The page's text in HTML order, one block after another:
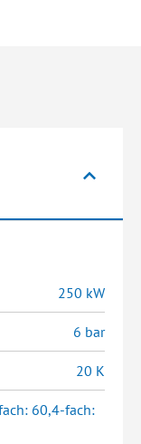
250 kW
6 bar
20 K
60,4-fach: